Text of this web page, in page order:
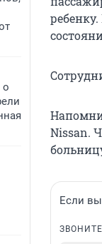
о
Nissan.
Если
ЗВОНИТЕ